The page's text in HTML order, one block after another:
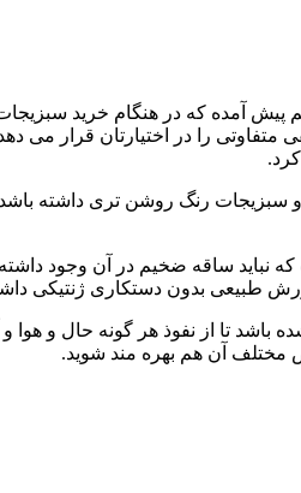
پیش آمده که در هنگام خرید
متفاوتی را در اختیارتان قرار
سبزیجات رنگ روشن تری داشته
ساقه ضخیم در آن وجود داشته
طبیعی بدون دستکاری ژنتیکی
تا از نفوذ هر گونه حال و هوا و
مختلف آن هم بهره مند شوید.